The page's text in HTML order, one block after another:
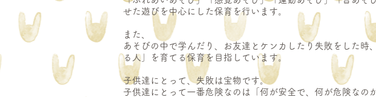
せた遊びを中心にした保育を行います。
また、
あそびの中で学んだり、お友達とケンカしたり失敗をした
る人」を育てる保育を目指しています。​
子供達にとって、失敗は宝物です。
子供達にとって一番危険なのは「何が安全で、何が危険な